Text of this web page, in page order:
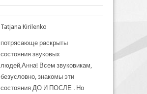
Tatjana Kirilenko
потрясающе раскрыты
состояния звуковых
людей,Анна! Всем звуковикам,
безусловно, знакомы эти
состояния ДО И ПОСЛЕ . Но